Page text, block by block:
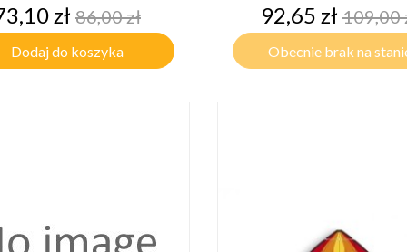
zł Cena
podstawowa
86,00 zł
Dodaj do koszyka
Cena
92,65 zł Cena
109,00
Obecnie brak na